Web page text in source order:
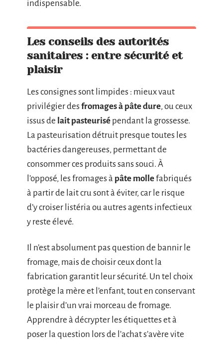
indispensable.
Les conseils des autorités
sanitaires : entre sécurité et
plaisir
Les consignes sont limpides : mieux vaut
privilégier desfromages à pâte dure, ou ceux
issus de lait pasteurisé pendant la grossesse.
La pasteurisation détruit presque toutes les
bactéries dangereuses, permettant de
consommer ces produits sans souci. À
l’opposé, les fromages à pâte mollefabriqués
à partir de lait cru sont à éviter, car le risque
d’y croiser listéria ou autres agents infectieux
y reste élevé.
Il n’est absolument pas question de bannir le
fromage, mais de choisir ceux dont la
fabrication garantit leur sécurité. Un tel choix
protège la mère et l’enfant, tout en conservant
le plaisir d’un vrai morceau de fromage.
Apprendre à décrypter les étiquettes et à
poser la question lors de l’achat s’avère vite